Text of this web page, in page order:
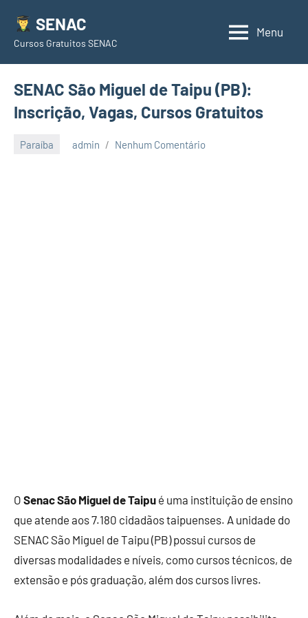
para
conteúdo
SENAC
Cursos Gratuitos SENAC
Menu
SENAC São Miguel de Taipu (PB):
Inscrição, Vagas, Cursos Gratuitos
Paraíba admin Nenhum Comentário
O Senac São Miguel de Taipu é uma instituição de ensino
que atende aos 7.180 cidadãos taipuenses. A unidade do
SENAC São Miguel de Taipu (PB) possui cursos de
diversas modalidades e níveis, como cursos técnicos, de
extensão e pós graduação, além dos cursos livres.